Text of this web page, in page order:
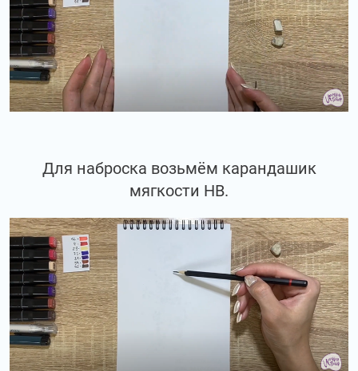
Для наброска возьмём карандашик
мягкости НВ.